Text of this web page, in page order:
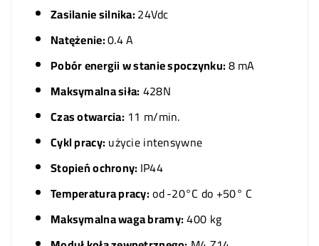
Zasilanie silnika:24Vdc
Natężenie:0.4 A
Pobór energii w stanie spoczynku:8 mA
Maksymalna siła: 428N
Czas otwarcia: 11 m/min.
Cykl pracy: użycie intensywne
Stopień ochrony: IP44
Temperatura pracy:od-20°C do +50° C
Maksymalna waga bramy:400 kg